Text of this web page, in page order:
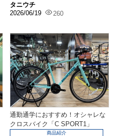
タニウチ
2026/06/19
260
通勤通学におすすめ！オシャレな
クロスバイク「C SPORT1」
商品紹介